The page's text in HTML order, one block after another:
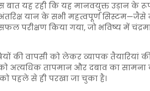
यह रही कि यह मानवयुक्त उड़ान के
यान के सभी महत्वपूर्ण
परीक्षण किया गया, जो भविष्य में
की वापसी को लेकर व्यापक
को अत्यधिक तापमान और दबाव का
पहले से ही परखा जा चुका है।